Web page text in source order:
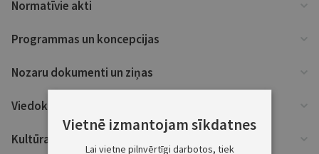
Normatīvie akti
Programmas un koncepcijas
Nozaru dokumenti un ziņas
Viedokļi
Kultūra un zinātne
Vietnē izmantojam sīkdatnes
Lai vietne pilnvērtīgi darbotos, tiek